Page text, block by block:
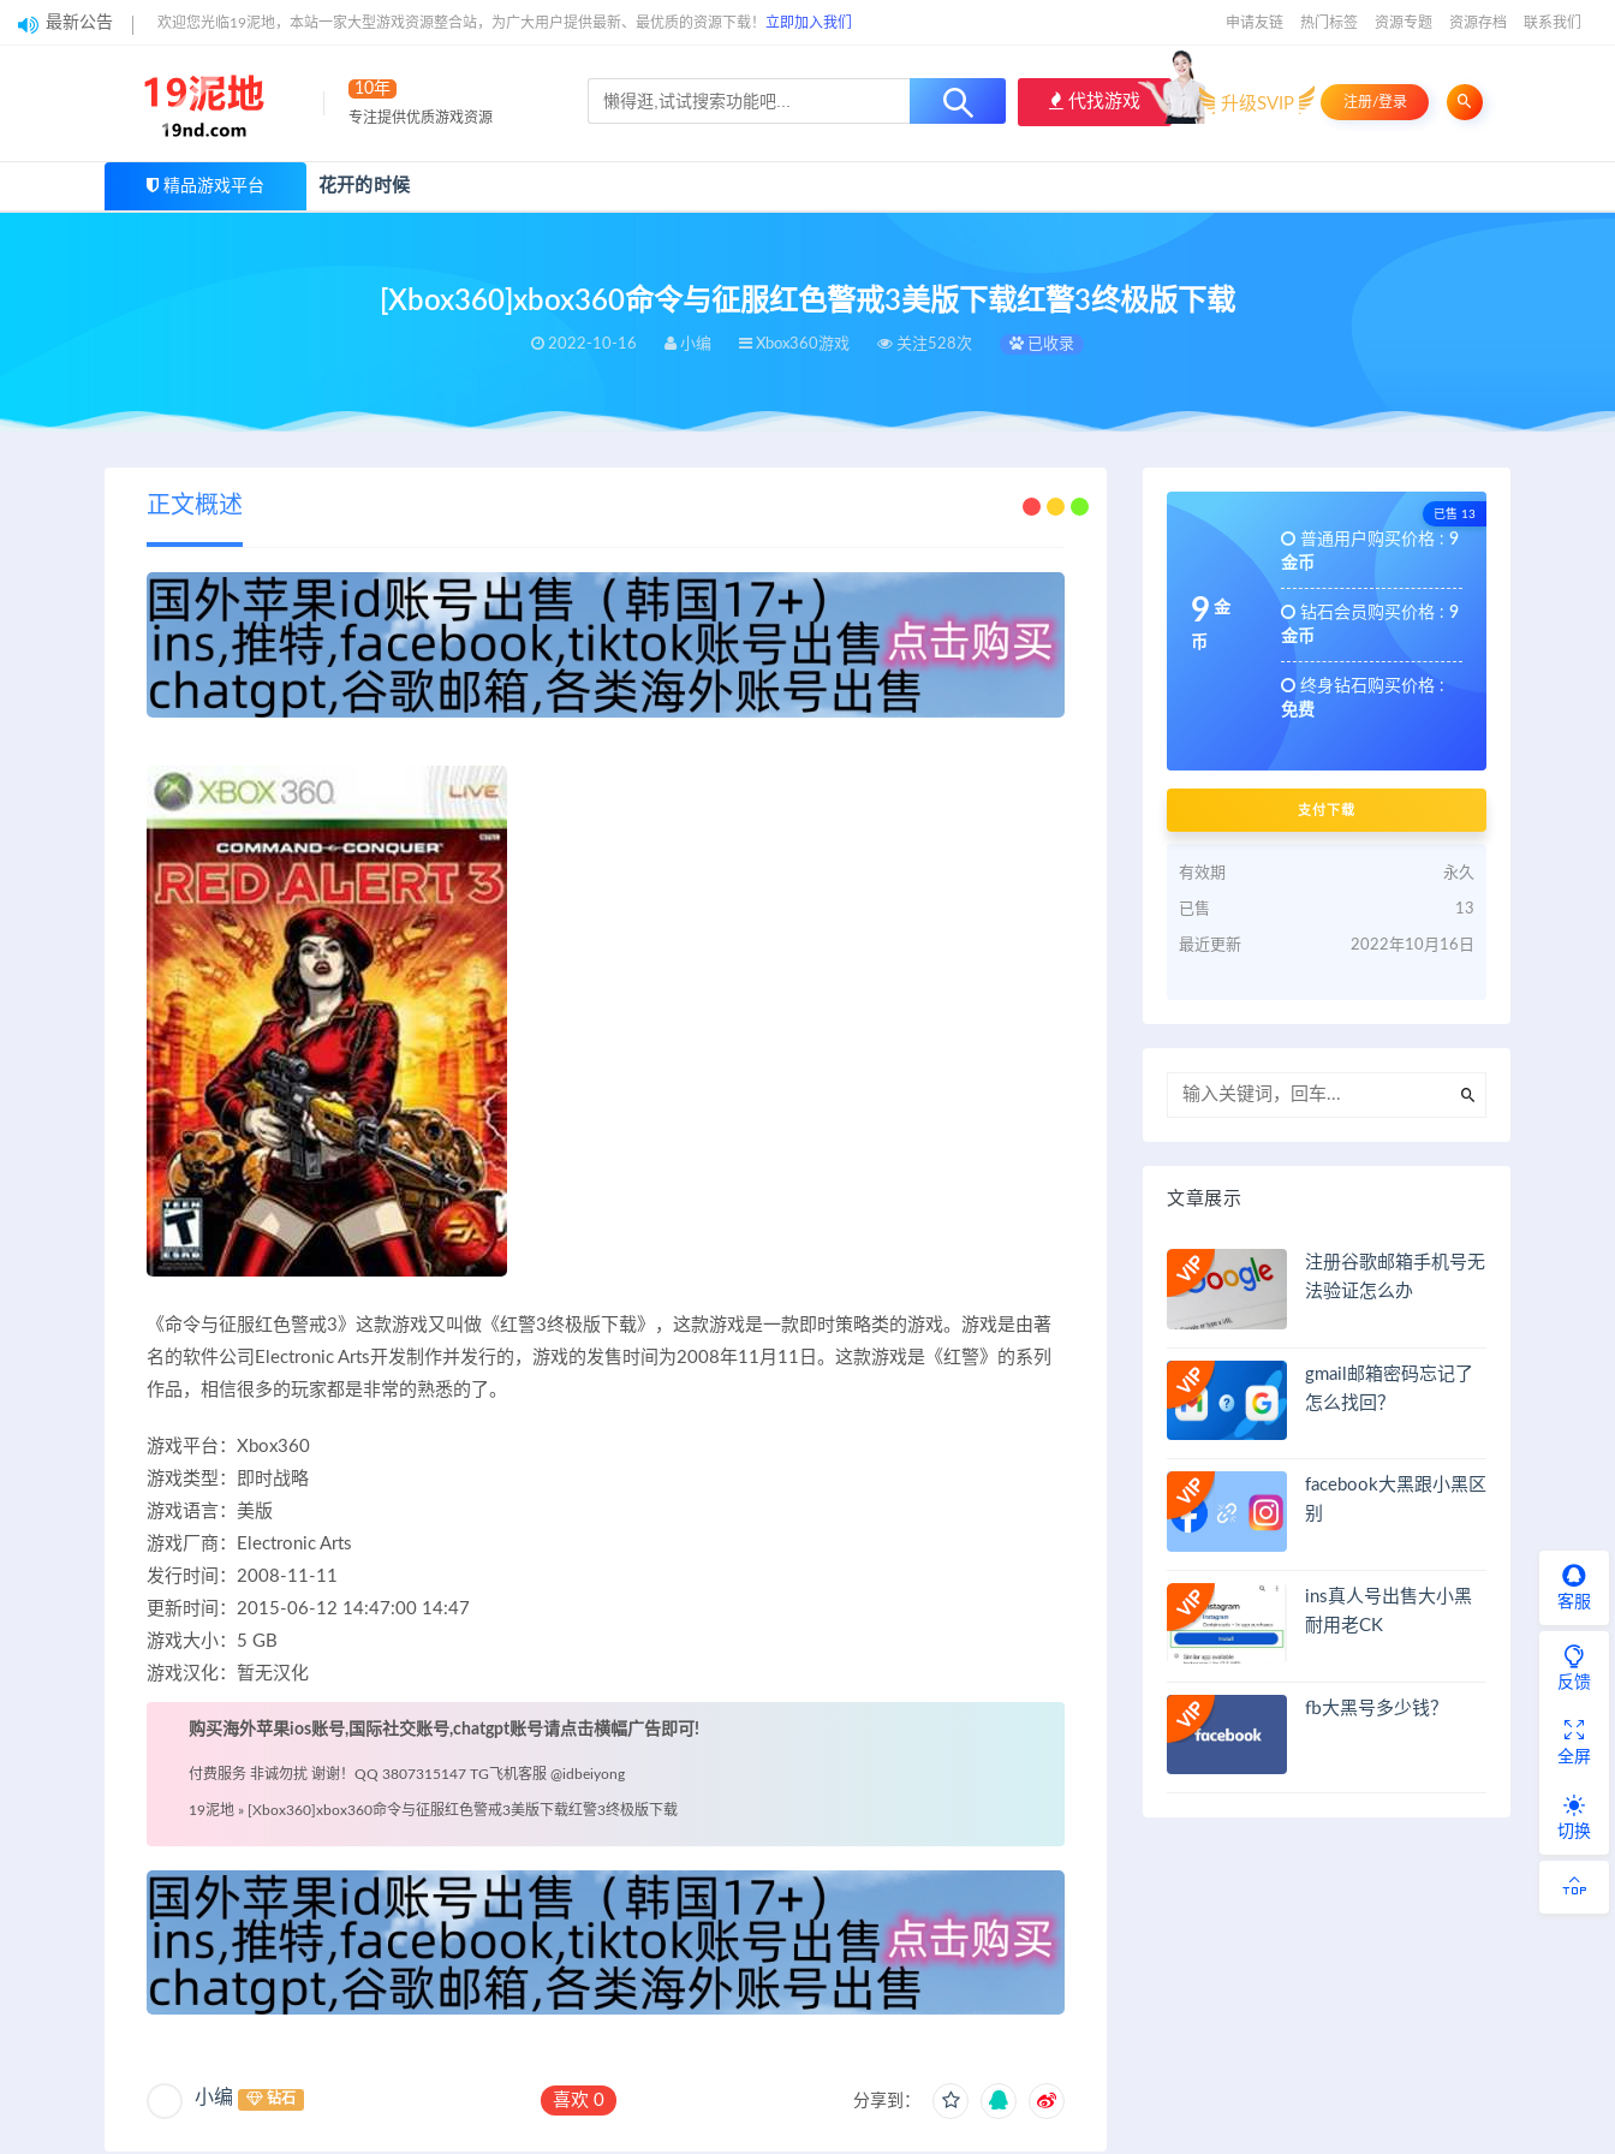
最新公告 欢迎您光临19泥地，本站一家大型游戏资源整合站，为广大用户提供最新、最优质的资源下载！ 立即加入我们 申请友链 热门标签 资源专题 资源存档 联系我们
10年
专注提供优质游戏资源
代找游戏 升级SVIP 注册/登录
精品游戏平台 花开的时候
[Xbox360]xbox360命令与征服红色警戒3美版下载红警3终极版下载
2022-10-16 小编 Xbox360游戏 关注528次 已收录
正文概述
《命令与征服红色警戒3》这款游戏又叫做《红警3终极版下载》，这款游戏是一款即时策略类的游戏。游戏是由著
名的软件公司Electronic Arts开发制作并发行的，游戏的发售时间为2008年11月11日。这款游戏是《红警》的系列
作品，相信很多的玩家都是非常的熟悉的了。
游戏平台：Xbox360
游戏类型：即时战略
游戏语言：美版
游戏厂商：Electronic Arts
发行时间：2008-11-11
更新时间：2015-06-12 14:47:00 14:47
游戏大小：5 GB
游戏汉化：暂无汉化
购买海外苹果ios账号,国际社交账号,chatgpt账号请点击横幅广告即可!
付费服务 非诚勿扰 谢谢！QQ 3807315147 TG飞机客服 @idbeiyong
19泥地 » [Xbox360]xbox360命令与征服红色警戒3美版下载红警3终极版下载
小编 钻石 喜欢0 分享到：
已售 13
9 金
币
普通用户购买价格 : 9
金币
钻石会员购买价格 : 9
金币
终身钻石购买价格 :
免费
支付下载
有效期 永久
已售 13
最近更新 2022年10月16日
文章展示
注册谷歌邮箱手机号无
法验证怎么办
gmail邮箱密码忘记了
怎么找回？
facebook大黑跟小黑区
别
ins真人号出售大小黑
耐用老CK
fb大黑号多少钱？
客服
反馈
全屏
切换